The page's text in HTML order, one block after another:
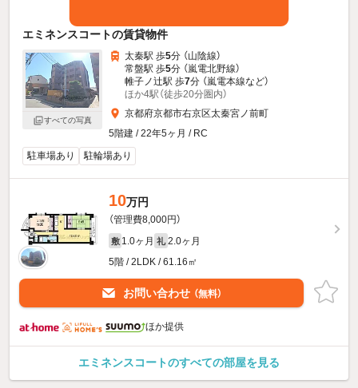
エミネンスコートの賃貸物件
すべての写真
太秦駅 歩5分 （山陰線）
常盤駅 歩5分 （嵐電北野線）
帷子ノ辻駅 歩7分 （嵐電本線など）
ほか4駅（徒歩20分圏内）
京都府京都市右京区太秦宮ノ前町
5階建 / 22年5ヶ月 / RC
駐車場あり
駐輪場あり
10万円
（管理費8,000円）
敷 1.0ヶ月 礼 2.0ヶ月
5階 / 2LDK / 61.16㎡
お問い合わせ （無料）
ほか提供
エミネンスコートのすべての部屋を見る